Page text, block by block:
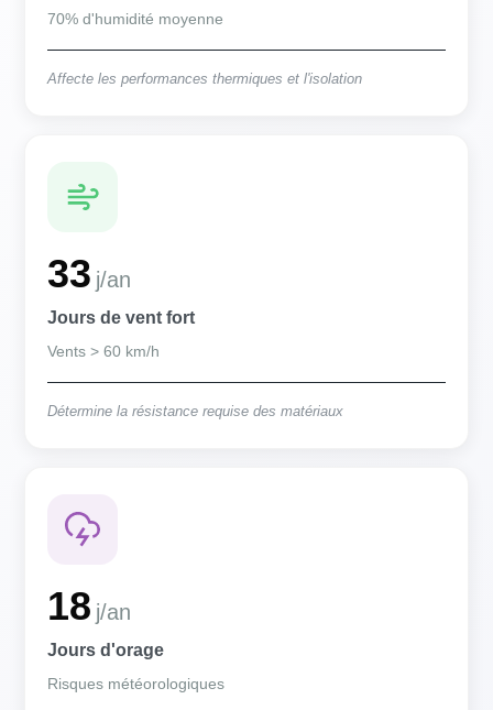
70% d'humidité moyenne
Affecte les performances thermiques et l'isolation
33 j/an
Jours de vent fort
Vents > 60 km/h
Détermine la résistance requise des matériaux
18 j/an
Jours d'orage
Risques météorologiques